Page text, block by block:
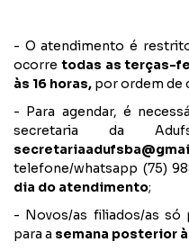
- O atendimento é
ocorre todas as terças-
às 16 horas, por ordem de
- Para agendar, é
secretaria da
telefone/whatsapp (75)
dia do atendimento;
- Novos/as filiados/as só
para a semana posterior